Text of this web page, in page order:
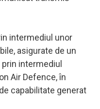
intermediul unor
asigurate de un
prin intermediul
Air Defence, în
capabilitate generat